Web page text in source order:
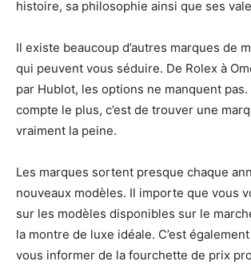
histoire, sa philosophie ainsi que ses
Il existe beaucoup d’autres marques de
qui peuvent vous séduire. De Rolex à
par Hublot, les options ne manquent pas.
compte le plus, c’est de trouver une
vraiment la peine.
Les marques sortent presque chaque
nouveaux modèles. Il importe que vous
sur les modèles disponibles sur le
la montre de luxe idéale. C’est également
vous informer de la fourchette de prix